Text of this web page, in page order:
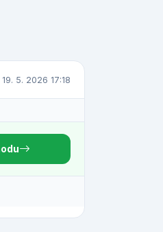
5. 2026 17:18